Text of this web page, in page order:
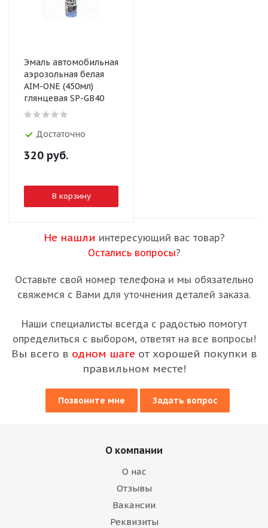
Эмаль автомобильная
аэрозольная белая
AIM-ONE (450мл)
глянцевая SP-GB40
Достаточно
320 руб.
В корзину
Не нашли интересующий вас товар?
Остались вопросы?
Оставьте свой номер телефона и мы обязательно
свяжемся с Вами для уточнения деталей заказа.
Наши специалисты всегда с радостью помогут
определиться с выбором, ответят на все вопросы!
Вы всего в одном шаге от хорошей покупки в
правильном месте!
Позвоните мне Задать вопрос
О компании
О нас
Отзывы
Вакансии
Реквизиты